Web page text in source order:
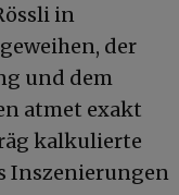
in
der
und dem
atmet exakt
kalkulierte
Inszenierungen